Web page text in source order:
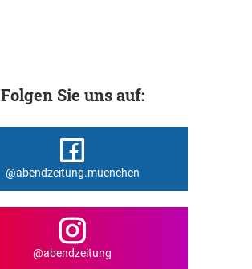
Folgen Sie uns auf:
@abendzeitung.muenchen
@abendzeitung